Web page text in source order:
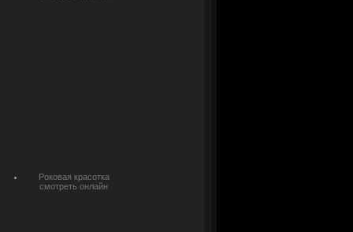
Роковая красотка
смотреть онлайн